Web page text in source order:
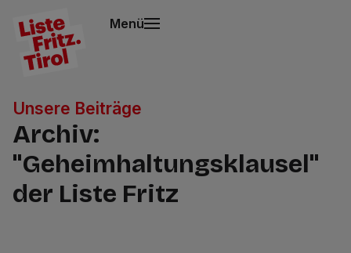
Menü
Unsere Beiträge
Archiv:
"Geheimhaltungsklausel"
der Liste Fritz